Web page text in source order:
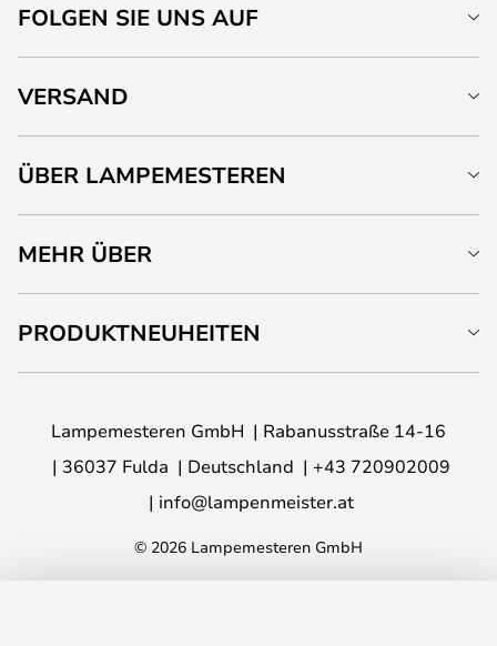
FOLGEN SIE UNS AUF
VERSAND
ÜBER LAMPEMESTEREN
MEHR ÜBER
PRODUKTNEUHEITEN
Lampemesteren GmbH
Rabanusstraße 14-16
36037 Fulda
Deutschland
+43 720902009
info@lampenmeister.at
© 2026 Lampemesteren GmbH